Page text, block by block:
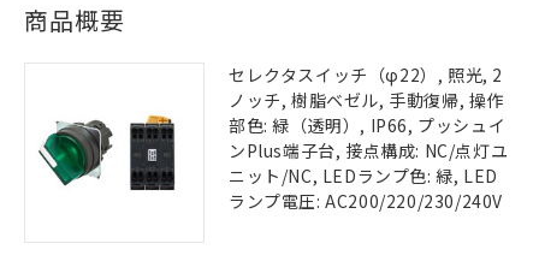
商品概要
セレクタスイッチ（φ22）, 照光, 2
ノッチ, 樹脂ベゼル, 手動復帰, 操作
部色: 緑（透明）, IP66, プッシュイ
ンPlus端子台, 接点構成: NC/点灯ユ
ニット/NC, LEDランプ色: 緑, LED
ランプ電圧: AC200/220/230/240V